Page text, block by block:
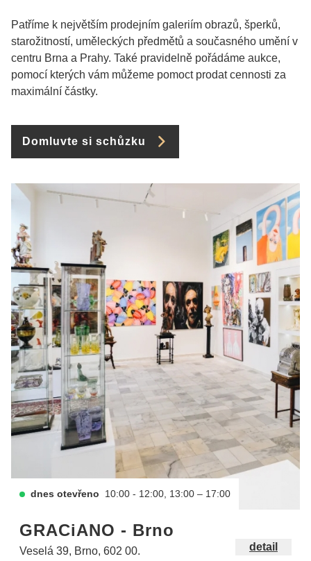
Patříme k největším prodejním galeriím obrazů, šperků,
starožitností, uměleckých předmětů a současného umění v
centru Brna a Prahy. Také pravidelně pořádáme aukce,
pomocí kterých vám můžeme pomoct prodat cennosti za
maximální částky.
Domluvte si schůzku
dnes otevřeno 10:00 - 12:00, 13:00 – 17:00
GRACiANO - Brno
Veselá 39, Brno, 602 00. detail